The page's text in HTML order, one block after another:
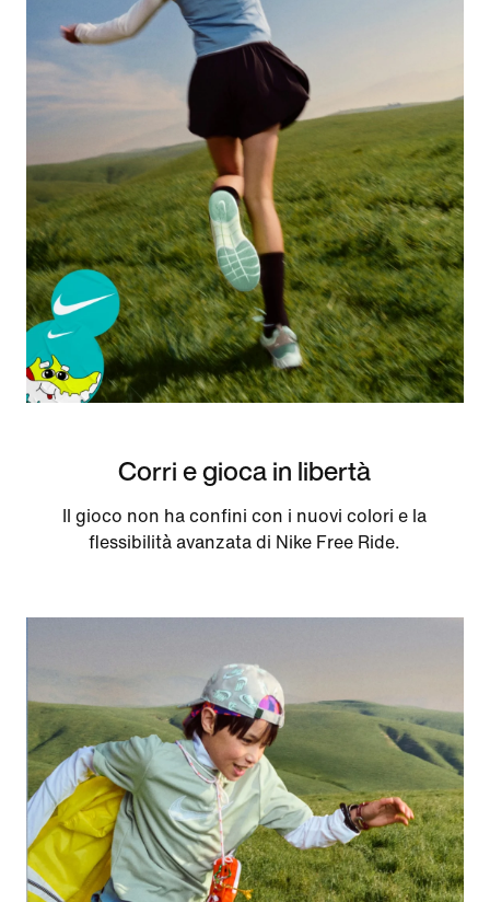
Corri e gioca in libertà
Il gioco non ha confini con i nuovi colori e la
flessibilità avanzata di Nike Free Ride.